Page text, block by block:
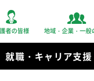
者の皆様 地域・企業・一般
就職・キャリア支援